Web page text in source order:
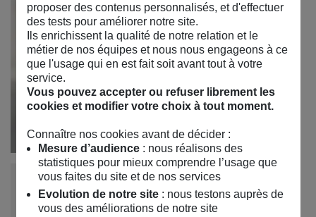
proposer des contenus personnalisés, et d'effectuer
des tests pour améliorer notre site.
Ils enrichissent la qualité de notre relation et le
métier de nos équipes et nous nous engageons à ce
que l'usage qui en est fait soit avant tout à votre
service.
Vous pouvez accepter ou refuser librement les
cookies et modifier votre choix à tout moment.
Connaître nos cookies avant de décider :
Mesure d’audience: nous réalisons des
statistiques pour mieux comprendre l’usage que
vous faites du site et de nos services
Evolution de notre site: nous testons auprès de
vous des améliorations de notre site